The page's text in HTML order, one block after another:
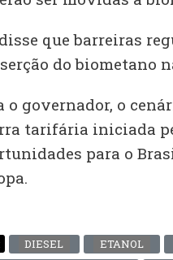
que barreiras
do biometano
o governador, o
tarifária iniciada
para o
DIESEL ETANOL